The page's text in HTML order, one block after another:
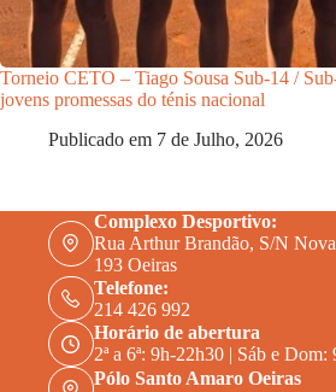
Torneio CETO – Tiago Sousa Sub-14 /
jovens promessas do ténis nacional
Publicado em 7 de Julho, 2026
Complexo Desportivo:
Rua Arthur Brandão, S/N
193 Oeiras
Telefone:
214 426 992
Horário de abertura
2ª a 6ª: 9h-22h30 | Sáb e Dom:
Pólo Santo Amaro Oeiras